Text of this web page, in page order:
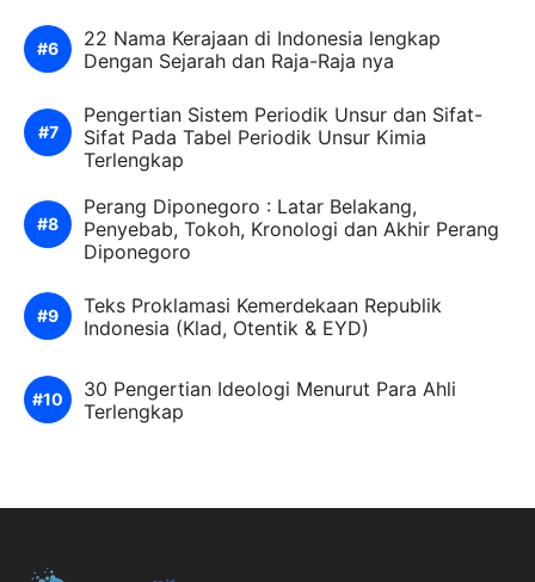
22 Nama Kerajaan di Indonesia lengkap
Dengan Sejarah dan Raja-Raja nya
Pengertian Sistem Periodik Unsur dan Sifat-
Sifat Pada Tabel Periodik Unsur Kimia
Terlengkap
Perang Diponegoro : Latar Belakang,
Penyebab, Tokoh, Kronologi dan Akhir Perang
Diponegoro
Teks Proklamasi Kemerdekaan Republik
Indonesia (Klad, Otentik & EYD)
30 Pengertian Ideologi Menurut Para Ahli
Terlengkap